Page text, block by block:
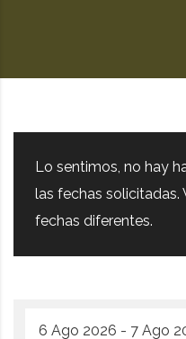
Lo sentimos, no hay
las fechas solicitadas.
fechas diferentes.